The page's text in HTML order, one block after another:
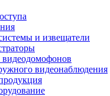
и извещатели
видеонаблюдения